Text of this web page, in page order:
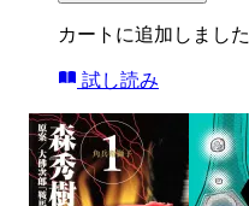
カートに追加しました
試し読み